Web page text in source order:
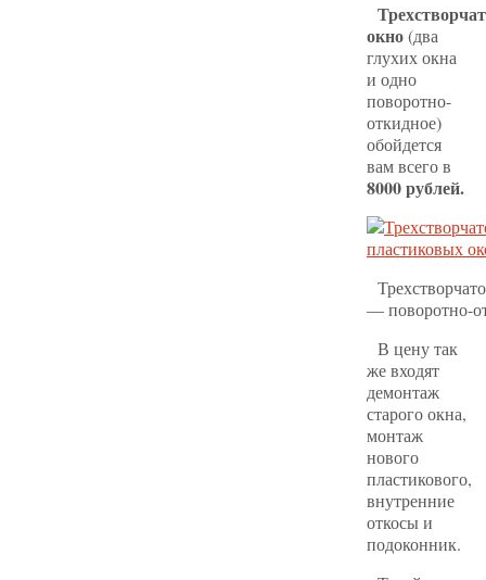
окно(два
глухих окна
и одно
поворотно-
откидное)
обойдется
вам всего в
8000 рублей.
— поворотно-
В цену так
же входят
демонтаж
старого окна,
монтаж
нового
пластикового,
внутренние
откосы и
подоконник.